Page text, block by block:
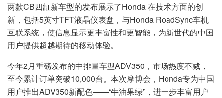
两款CB四缸新车型的发布展示了Honda 在技术方面的创
新，包括5英寸TFT液晶仪表盘，与Honda RoadSync车机
互联系统，使信息显示更丰富性和更智能，为新世代的中国
用户提供超越期待的移动体验。
今年2月重磅发布的中排量车型ADV350，市场热度不减，
至今累计订单突破10,000台。本次摩博会，Honda专为中国
用户推出ADV350新配色——“牛油果绿”，进一步丰富用户